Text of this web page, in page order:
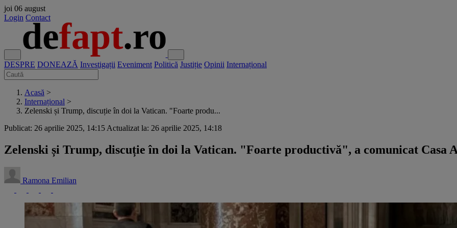
joi 06 august
Login Contact
DESPRE DONEAZĂ Investigații Eveniment Politică Justiție Opinii Internațional
Acasă >
Internațional >
Zelenski și Trump, discuție în doi la Vatican. "Foarte produ...
Publicat: 26 aprilie 2025, 14:15 Actualizat la: 26 aprilie 2025, 14:18
Zelenski și Trump, discuție în doi la Vatican. "Foarte productivă", a comunicat Casa
Ramona Emilian